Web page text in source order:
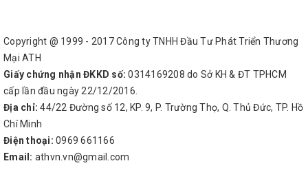
Copyright @ 1999 - 2017 Công ty TNHH Đầu Tư Phát Triển Thương
Mại ATH
Giấy chứng nhận ĐKKD số: 0314169208 do Sở KH & ĐT TPHCM
cấp lần đầu ngày 22/12/2016.
Địa chỉ: 44/22 Đường số 12, KP. 9, P. Trường Thọ, Q. Thủ Đức, TP. Hồ
Chí Minh
Điện thoại: 0969 661166
Email: athvn.vn@gmail.com